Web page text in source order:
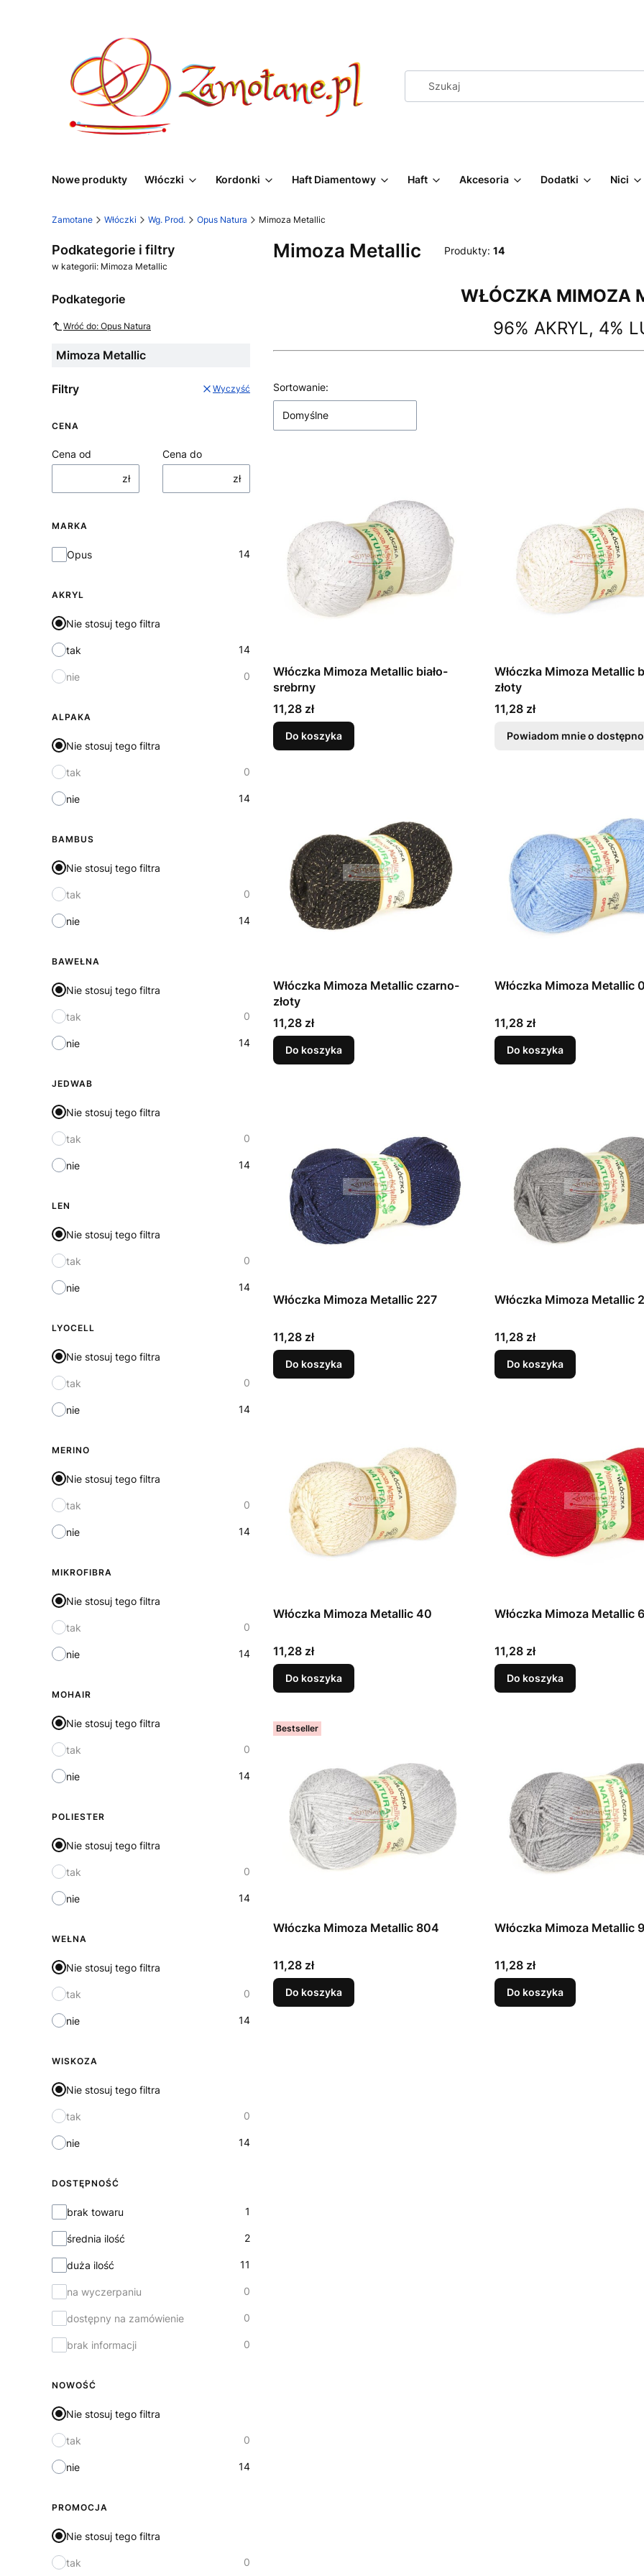
Nowe produkty Włóczki Kordonki Haft Diamentowy Haft Akcesoria Dodatki Nici
Zamotane Włóczki Wg. Prod. Opus Natura Mimoza Metallic
Podkategorie i filtry
w kategorii: Mimoza Metallic
Podkategorie
Wróć do: Opus Natura
Mimoza Metallic
Filtry Wyczyść
CENA
Cena od
zł
Cena do
zł
MARKA
Marka
Opus 14
AKRYL
Nie stosuj tego filtra
tak 14
nie 0
ALPAKA
Nie stosuj tego filtra
tak 0
nie 14
BAMBUS
Nie stosuj tego filtra
tak 0
nie 14
BAWEŁNA
Nie stosuj tego filtra
tak 0
nie 14
JEDWAB
Nie stosuj tego filtra
tak 0
nie 14
LEN
Nie stosuj tego filtra
tak 0
nie 14
LYOCELL
Nie stosuj tego filtra
tak 0
nie 14
MERINO
Nie stosuj tego filtra
tak 0
nie 14
MIKROFIBRA
Nie stosuj tego filtra
tak 0
nie 14
MOHAIR
Nie stosuj tego filtra
tak 0
nie 14
POLIESTER
Nie stosuj tego filtra
tak 0
nie 14
WEŁNA
Nie stosuj tego filtra
tak 0
nie 14
WISKOZA
Nie stosuj tego filtra
tak 0
nie 14
DOSTĘPNOŚĆ
Dostępność
brak towaru 1
średnia ilość 2
duża ilość 11
na wyczerpaniu 0
dostępny na zamówienie 0
brak informacji 0
NOWOŚĆ
Nie stosuj tego filtra
tak 0
nie 14
PROMOCJA
Nie stosuj tego filtra
tak 0
Mimoza Metallic Produkty: 14
WŁÓCZKA MIMOZA
96% AKRYL, 4%
Lista produktów
Sortowanie:
Domyślne
Włóczka Mimoza Metallic biało-
srebrny
Cena
11,28 zł
Do koszyka
Włóczka Mimoza Metallic
złoty
Cena
11,28 zł
Powiadom mnie o
Włóczka Mimoza Metallic czarno-
złoty
Cena
11,28 zł
Do koszyka
Włóczka Mimoza Metallic
Cena
11,28 zł
Do koszyka
Włóczka Mimoza Metallic 227
Cena
11,28 zł
Do koszyka
Włóczka Mimoza Metallic
Cena
11,28 zł
Do koszyka
Włóczka Mimoza Metallic 40
Cena
11,28 zł
Do koszyka
Włóczka Mimoza Metallic
Cena
11,28 zł
Do koszyka
Bestseller
Włóczka Mimoza Metallic 804
Cena
11,28 zł
Do koszyka
Włóczka Mimoza Metallic
Cena
11,28 zł
Do koszyka